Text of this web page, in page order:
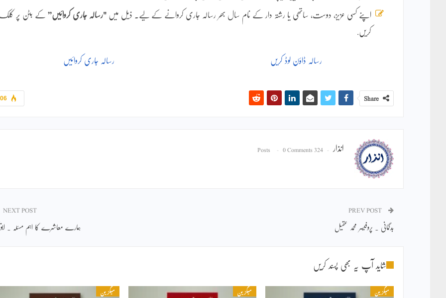
اپنے کسی عزیز، دوست، ساتھی یا رشتہ دار کے نام سال بھر رسالہ جاری کروانے کے لیے۔ ذیل میں "رسالہ جاری کروائیں” کے بٹن پر
کریں.
رسالہ ڈاؤن لوڈ کریں رسالہ جاری کروائیں
Share
انذار 324 Posts
0 Comments
بدگمانی ۔ پروفیسر محمد عقیل
NEXT POST
ہمارے معاشرے کا اہم مسئلہ ۔
شاید آپ یہ بھی پسند کریں
میگزین میگزین میگزین